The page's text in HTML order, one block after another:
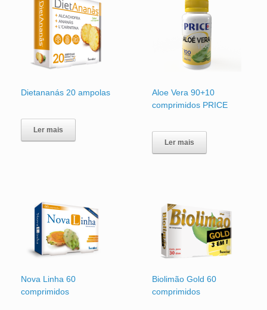
Dietananás 20 ampolas
Ler mais
Aloe Vera 90+10
comprimidos PRICE
Ler mais
Nova Linha 60
comprimidos
Biolimão Gold 60
comprimidos